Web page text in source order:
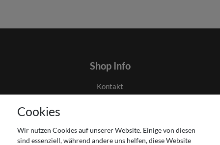
Shop Info
Kontakt
Impressum
Cookies
Wir nutzen Cookies auf unserer Website. Einige von diesen
sind essenziell, während andere uns helfen, diese Website